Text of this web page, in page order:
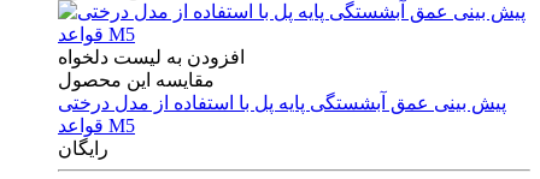
افزودن به لیست دلخواه
مقایسه این محصول
پیش بینی عمق آبشستگی پایه پل با استفاده از مدل درختی
قواعد M5
رایگان